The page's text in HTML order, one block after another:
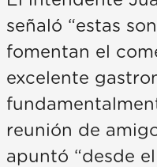
señaló “estas
fomentan el
excelente
reunión de
apuntó “desde